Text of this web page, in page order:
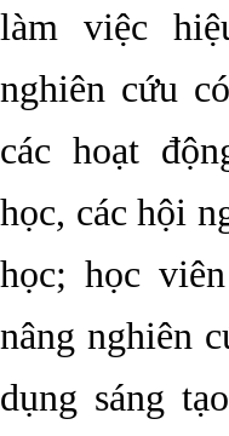
làm việc
nghiên cứu
các hoạt
học, các hội
học; học
nâng nghiên
dụng sáng